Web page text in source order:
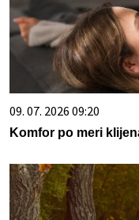
09. 07. 2026 09:20
Komfor po meri